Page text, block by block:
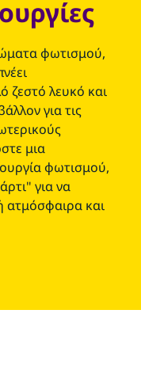
φωτισμού,
ζεστό λευκό και
για τις
μια
φωτισμού,
για να
ατμόσφαιρα και